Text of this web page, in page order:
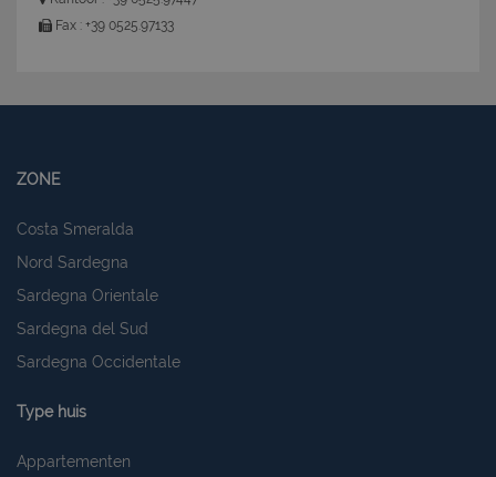
Fax : +39 0525.97133
ZONE
Costa Smeralda
Nord Sardegna
Sardegna Orientale
Sardegna del Sud
Sardegna Occidentale
Type huis
Appartementen
PHPSESSID